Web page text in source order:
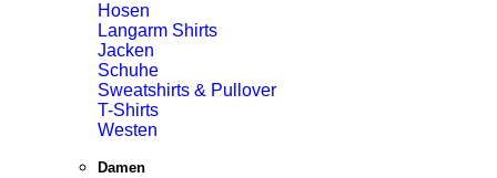
Hosen
Langarm Shirts
Jacken
Schuhe
Sweatshirts & Pullover
T-Shirts
Westen
Damen